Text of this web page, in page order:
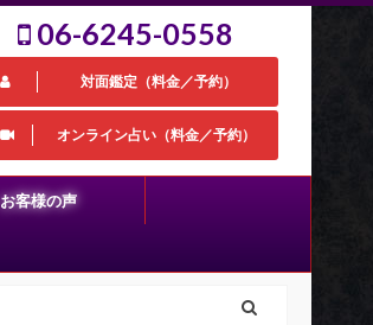
06-6245-0558
対面鑑定（料金／予約）
オンライン占い（料金／予約）
お客様の声